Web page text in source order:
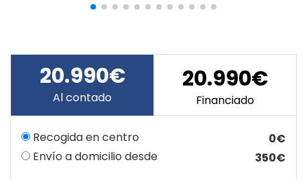
20.990€
Al contado
20.990€
Financiado
Recogida en centro
0€
Envío a domicilio desde
350€